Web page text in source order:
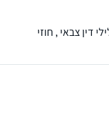
דין צבאי , חוזי